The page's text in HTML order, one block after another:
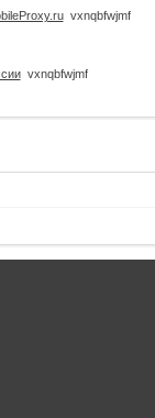
vxnqbfwjmf
vxnqbfwjmf